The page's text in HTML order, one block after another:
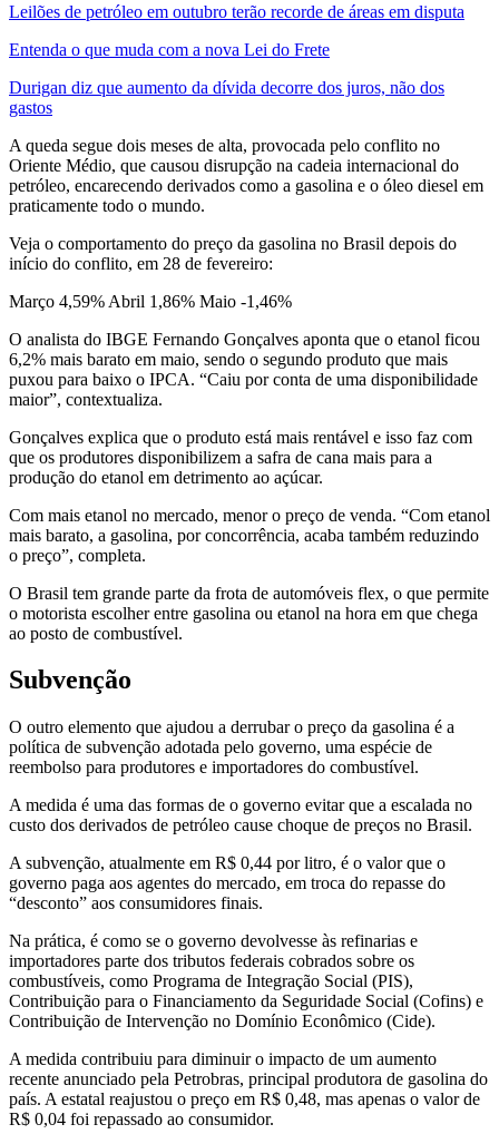
Leilões de petróleo em outubro terão recorde de áreas em disputa
Entenda o que muda com a nova Lei do Frete
Durigan diz que aumento da dívida decorre dos juros, não dos
gastos
A queda segue dois meses de alta, provocada pelo conflito no
Oriente Médio, que causou disrupção na cadeia internacional do
petróleo, encarecendo derivados como a gasolina e o óleo diesel em
praticamente todo o mundo.
Veja o comportamento do preço da gasolina no Brasil depois do
início do conflito, em 28 de fevereiro:
Março 4,59% Abril 1,86% Maio -1,46%
O analista do IBGE Fernando Gonçalves aponta que o etanol ficou
6,2% mais barato em maio, sendo o segundo produto que mais
puxou para baixo o IPCA. “Caiu por conta de uma disponibilidade
maior”, contextualiza.
Gonçalves explica que o produto está mais rentável e isso faz com
que os produtores disponibilizem a safra de cana mais para a
produção do etanol em detrimento ao açúcar.
Com mais etanol no mercado, menor o preço de venda. “Com etanol
mais barato, a gasolina, por concorrência, acaba também reduzindo
o preço”, completa.
O Brasil tem grande parte da frota de automóveis flex, o que permite
o motorista escolher entre gasolina ou etanol na hora em que chega
ao posto de combustível.
Subvenção
O outro elemento que ajudou a derrubar o preço da gasolina é a
política de subvenção adotada pelo governo, uma espécie de
reembolso para produtores e importadores do combustível.
A medida é uma das formas de o governo evitar que a escalada no
custo dos derivados de petróleo cause choque de preços no Brasil.
A subvenção, atualmente em R$ 0,44 por litro, é o valor que o
governo paga aos agentes do mercado, em troca do repasse do
“desconto” aos consumidores finais.
Na prática, é como se o governo devolvesse às refinarias e
importadores parte dos tributos federais cobrados sobre os
combustíveis, como Programa de Integração Social (PIS),
Contribuição para o Financiamento da Seguridade Social (Cofins) e
Contribuição de Intervenção no Domínio Econômico (Cide).
A medida contribuiu para diminuir o impacto de um aumento
recente anunciado pela Petrobras, principal produtora de gasolina do
país. A estatal reajustou o preço em R$ 0,48, mas apenas o valor de
R$ 0,04 foi repassado ao consumidor.